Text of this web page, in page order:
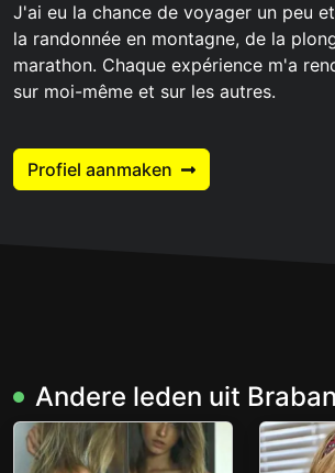
J'ai eu la chance de voyager un peu
la randonnée en montagne, de la
marathon. Chaque expérience m'a
sur moi-même et sur les autres.
Profiel aanmaken
Andere leden uit